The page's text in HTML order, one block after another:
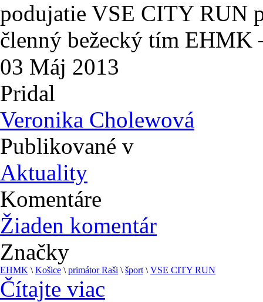
podujatie VSE CITY RUN
členný bežecký tím EHMK
03 Máj 2013
Pridal
Veronika Cholewová
Publikované v
Aktuality
Komentáre
Žiaden komentár
Značky
EHMK \ Košice \ primátor Raši \ šport \ VSE CITY RUN
Čítajte viac